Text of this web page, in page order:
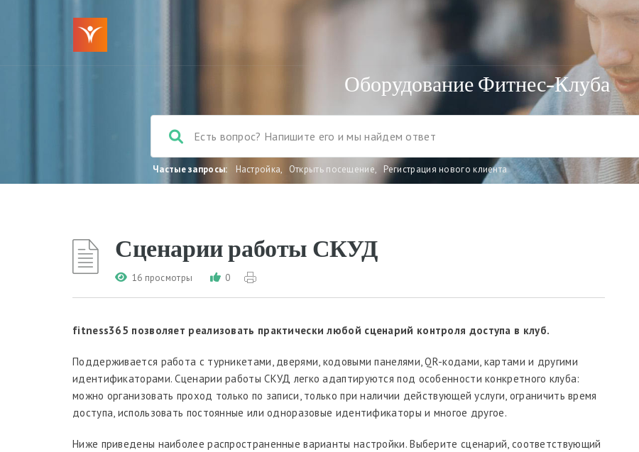
Оборудование Фитнес-Клуба
Частые запросы: Настройка, Открыть посещение, Регистрация нового клиента
Сценарии работы СКУД
16 просмотры 0
fitness365 позволяет реализовать практически любой сценарий контроля доступа в клуб.
Поддерживается работа с турникетами, дверями, кодовыми панелями, QR-кодами, картами и другими
идентификаторами. Сценарии работы СКУД легко адаптируются под особенности конкретного клуба:
можно организовать проход только по записи, только при наличии действующей услуги, ограничить время
доступа, использовать постоянные или одноразовые идентификаторы и многое другое.
Ниже приведены наиболее распространенные варианты настройки. Выберите сценарий, соответствующий